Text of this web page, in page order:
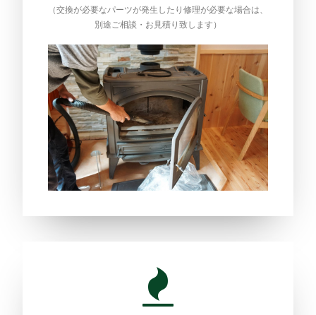
（交換が必要なパーツが発生したり修理が必要な場合は、
別途ご相談・お見積り致します）